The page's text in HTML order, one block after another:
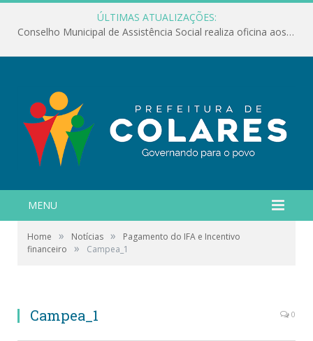
ÚLTIMAS ATUALIZAÇÕES:
Conselho Municipal de Assistência Social realiza oficina aos servidores
MENU
Home » Notícias »
Pagamento do IFA e Incentivo
financeiro
» Campea_1
Campea_1 0